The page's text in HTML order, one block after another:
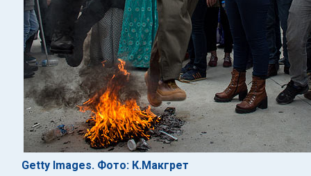
Getty Images. Фото: К.Макгрет